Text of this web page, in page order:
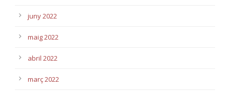
juny 2022
maig 2022
abril 2022
març 2022